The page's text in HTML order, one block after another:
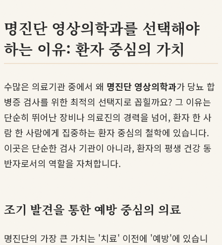
명진단 영상의학과를 선택해야
하는 이유: 환자 중심의 가치
수많은 의료기관 중에서 왜 명진단 영상의학과가 당뇨 합
병증 검사를 위한 최적의 선택지로 꼽힐까요? 그 이유는
단순히 뛰어난 장비나 의료진의 경력을 넘어, 환자 한 사
람 한 사람에게 집중하는 환자 중심의 철학에 있습니다.
이곳은 단순한 검사 기관이 아니라, 환자의 평생 건강 동
반자로서의 역할을 자처합니다.
조기 발견을 통한 예방 중심의 의료
명진단의 가장 큰 가치는 '치료' 이전에 '예방'에 있습니